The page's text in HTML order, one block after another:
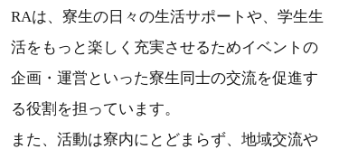
RAは、寮生の日々の生活サポートや、学生生
活をもっと楽しく充実させるためイベントの
企画・運営といった寮生同士の交流を促進す
る役割を担っています。
また、活動は寮内にとどまらず、地域交流や